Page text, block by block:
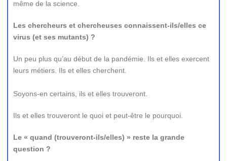
même de la science.
Les chercheurs et chercheuses connaissent-ils/elles ce
virus (et ses mutants) ?
Un peu plus qu’au début de la pandémie. Ils et elles exercent
leurs métiers. Ils et elles cherchent.
Soyons-en certains, ils et elles trouveront.
Ils et elles trouveront le quoi et peut-être le pourquoi.
Le « quand (trouveront-ils/elles) » reste la grande
question ?